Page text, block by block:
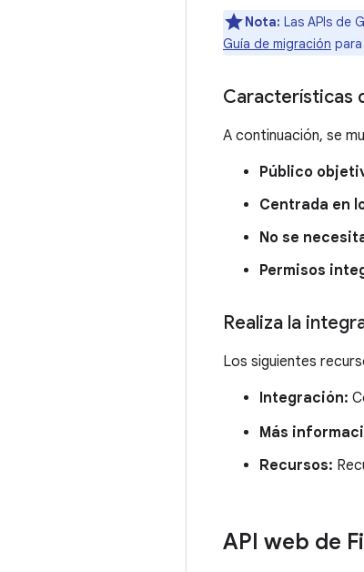
Nota: Las APIs de
Guía de migración
Características
A continuación, se
Público
Centrada en
No se
Permisos
Realiza la
Los siguientes
Integración:
Más
Recursos:
API web de